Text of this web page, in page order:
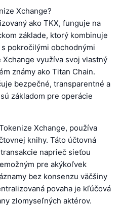
Xchange?
ako TKX, funguje na
základe, ktorý kombinuje
pokročilými obchodnými
využíva svoj vlastný
známy ako Titan Chain.
bezpečné, transparentné a
základom pre operácie
Xchange, používa
knihy. Táto účtovná
naprieč sieťou
pre akýkoľvek
bez konsenzu väčšiny
povaha je kľúčová
zlomyseľných aktérov.